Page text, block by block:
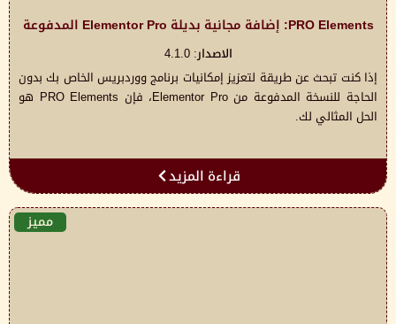
PRO Elements: إضافة مجانية بديلة Elementor Pro المدفوعة
الاصدار: 4.1.0
إذا كنت تبحث عن طريقة لتعزيز إمكانيات برنامج ووردبريس الخاص بك بدون
الحاجة للنسخة المدفوعة من Elementor Pro، فإن PRO Elements هو
الحل المثالي لك.
قراءة المزيد
مميز